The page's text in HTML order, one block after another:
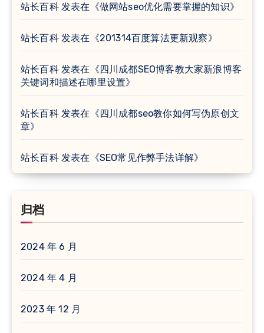
站长百科发表在《做网站seo优化需要掌握的知识》
站长百科发表在《201314百度算法更新观察》
站长百科发表在《四川成都SEO博客教大家新浪博客
关键词和描述在哪里设置》
站长百科发表在《四川成都seo教你如何写伪原创文
章》
站长百科发表在《SEO常见作弊手法详解》
归档
2024 年 6 月
2024 年 4 月
2023 年 12 月